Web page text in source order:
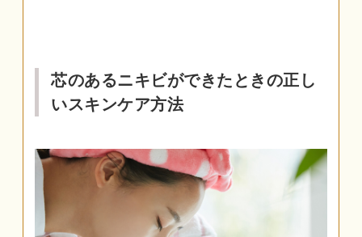
芯のあるニキビができたときの正し
いスキンケア方法